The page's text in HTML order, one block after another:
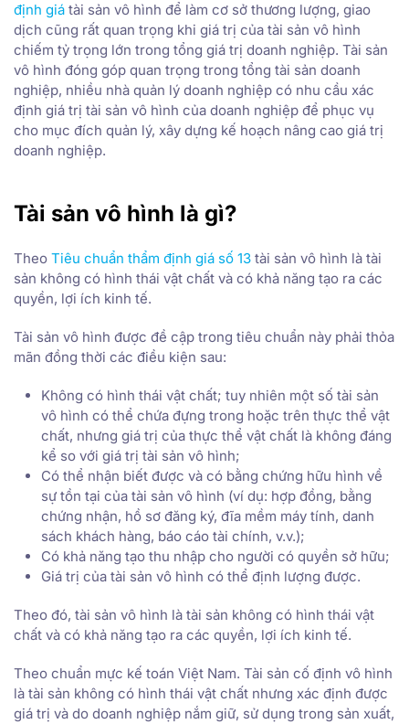
định giá tài sản vô hình để làm cơ sở thương lượng, giao
dịch cũng rất quan trọng khi giá trị của tài sản vô hình
chiếm tỷ trọng lớn trong tổng giá trị doanh nghiệp. Tài sản
vô hình đóng góp quan trọng trong tổng tài sản doanh
nghiệp, nhiều nhà quản lý doanh nghiệp có nhu cầu xác
định giá trị tài sản vô hình của doanh nghiệp để phục vụ
cho mục đích quản lý, xây dựng kế hoạch nâng cao giá trị
doanh nghiệp.
Tài sản vô hình là gì?
Theo Tiêu chuẩn thẩm định giá số 13 tài sản vô hình là tài
sản không có hình thái vật chất và có khả năng tạo ra các
quyền, lợi ích kinh tế.
Tài sản vô hình được đề cập trong tiêu chuẩn này phải thỏa
mãn đồng thời các điều kiện sau:
Không có hình thái vật chất; tuy nhiên một số tài sản
vô hình có thể chứa đựng trong hoặc trên thực thể vật
chất, nhưng giá trị của thực thể vật chất là không đáng
kể so với giá trị tài sản vô hình;
Có thể nhận biết được và có bằng chứng hữu hình về
sự tồn tại của tài sản vô hình (ví dụ: hợp đồng, bằng
chứng nhận, hồ sơ đăng ký, đĩa mềm máy tính, danh
sách khách hàng, báo cáo tài chính, v.v.);
Có khả năng tạo thu nhập cho người có quyền sở hữu;
Giá trị của tài sản vô hình có thể định lượng được.
Theo đó, tài sản vô hình là tài sản không có hình thái vật
chất và có khả năng tạo ra các quyền, lợi ích kinh tế.
Theo chuẩn mực kế toán Việt Nam. Tài sản cố định vô hình
là tài sản không có hình thái vật chất nhưng xác định được
giá trị và do doanh nghiệp nắm giữ, sử dụng trong sản xuất,